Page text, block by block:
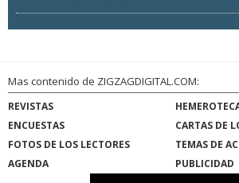
Mas contenido de ZIGZAGDIGITAL.COM:
REVISTAS
ENCUESTAS
CARTAS DE
FOTOS DE LOS LECTORES
TEMAS DE
AGENDA
PUBLICIDAD